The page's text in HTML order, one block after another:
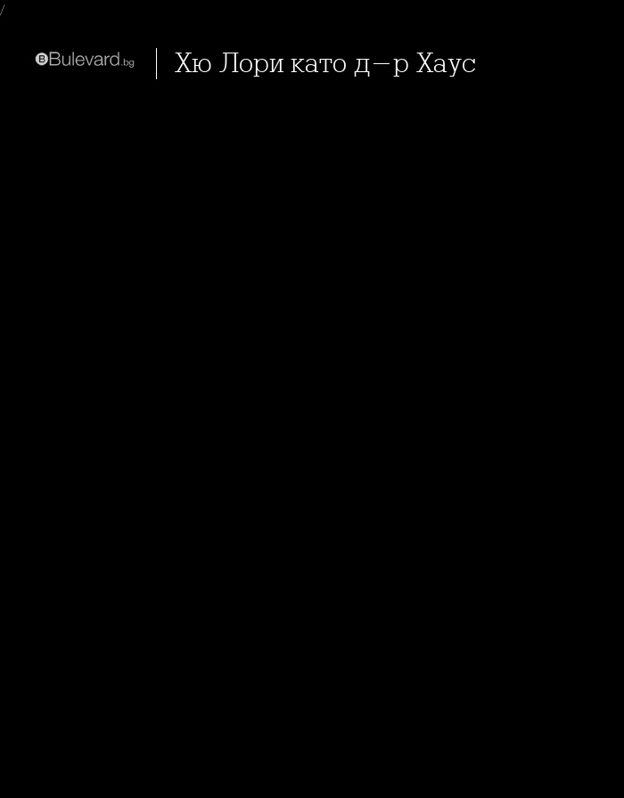
/
Хю Лори като д-р Хаус